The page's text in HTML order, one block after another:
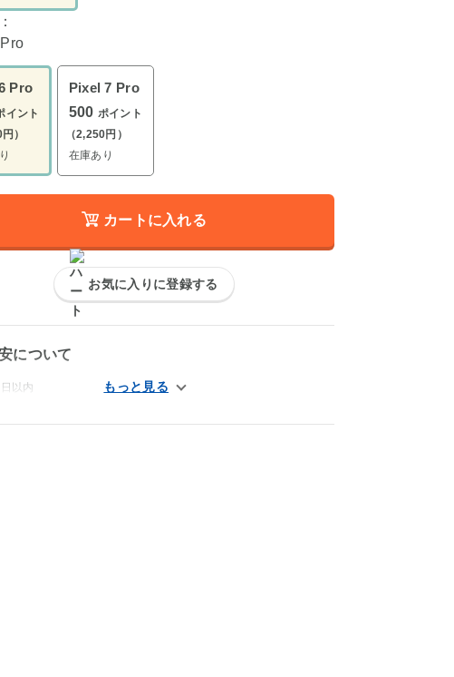
Pro
イント
）
Pixel 7 Pro
500 ポイント
（2,250円）
在庫あり
カートに入れる
お気に入りに登録する
について
以内